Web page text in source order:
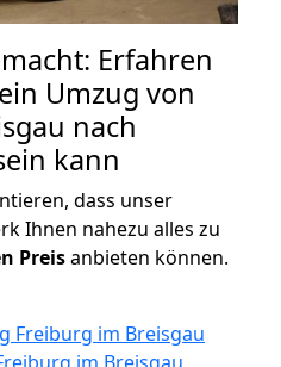
Erfahren
Umzug von
nach
kann
dass unser
Ihnen nahezu alles zu
Preisanbieten können.
Freiburg im Breisgau
im Breisgau